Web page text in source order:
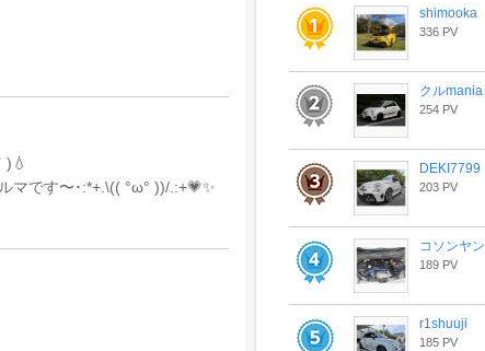
)💧
マです〜･:*+.\(( °ω° ))/.:+💗✨
shimooka
336 PV
クルmania
254 PV
DEKI7799
203 PV
コソンヤン
189 PV
r1shuuji
185 PV